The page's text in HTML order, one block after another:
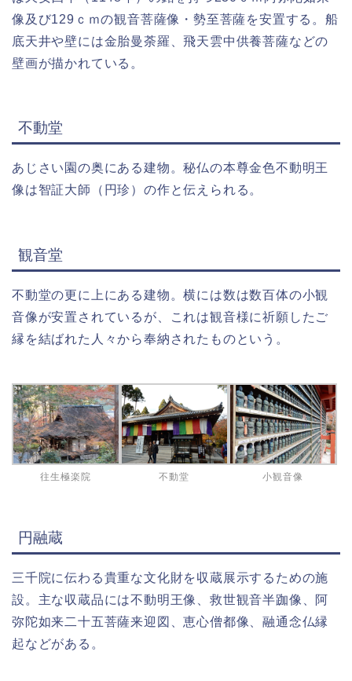
像及び129ｃｍの観音菩薩像・勢至菩薩を安置する。船
底天井や壁には金胎曼荼羅、飛天雲中供養菩薩などの
壁画が描かれている。
不動堂
あじさい園の奥にある建物。秘仏の本尊金色不動明王
像は智証大師（円珍）の作と伝えられる。
観音堂
不動堂の更に上にある建物。横には数は数百体の小観
音像が安置されているが、これは観音様に祈願したご
縁を結ばれた人々から奉納されたものという。
往生極楽院 不動堂 小観音像
円融蔵
三千院に伝わる貴重な文化財を収蔵展示するための施
設。主な収蔵品には不動明王像、救世観音半跏像、阿
弥陀如来二十五菩薩来迎図、恵心僧都像、融通念仏縁
起などがある。